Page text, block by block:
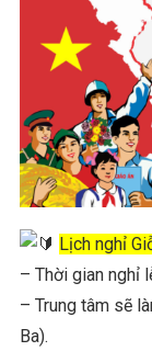
Lịch nghỉ
– Thời gian nghỉ
– Trung tâm sẽ
Ba).